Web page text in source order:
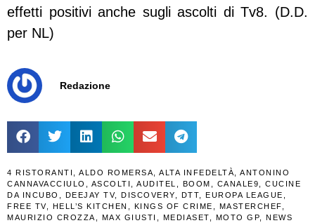
effetti positivi anche sugli ascolti di Tv8. (D.D.
per NL)
Redazione
4 RISTORANTI ALDO ROMERSA ALTA INFEDELTÀ
ANTONINO
CANNAVACCIULO
ASCOLTI AUDITEL BOOM CANALE9
CUCINE
DA INCUBO
DEEJAY TV, DISCOVERY DTT EUROPA LEAGUE
FREE TV, HELL’S KITCHEN KINGS OF CRIME MASTERCHEF
MAURIZIO CROZZA
MAX GIUSTI MEDIASET MOTO GP
NEWS